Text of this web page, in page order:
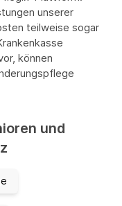
unserer
teilweise sogar
können
und